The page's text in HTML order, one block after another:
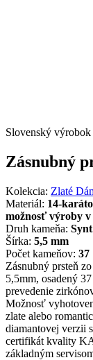
Slovenský výrobok
Zásnubný
Kolekcia: Zlaté
Materiál: 14-
možnosť výroby v
Druh kameňa:
Šírka: 5,5 mm
Počet kameňov: 37
Zásnubný prsteň
5,5mm, osadený
prevedenie
Možnosť
zlate alebo
diamantovej verzii
certifikát kvality
základným